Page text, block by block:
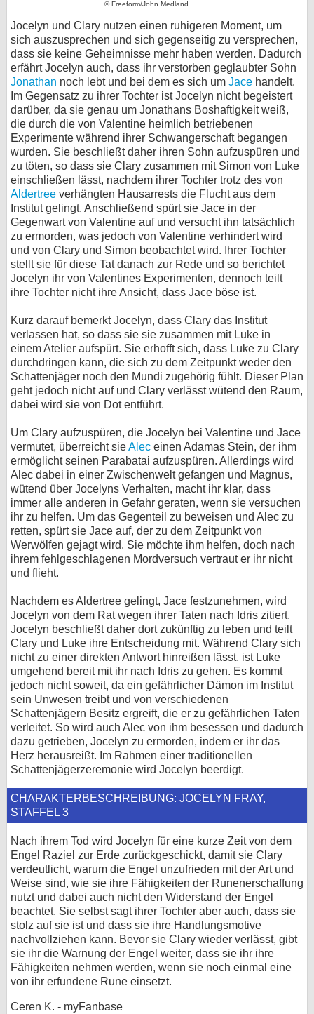
© Freeform/John Medland
Jocelyn und Clary nutzen einen ruhigeren Moment, um
sich auszusprechen und sich gegenseitig zu versprechen,
dass sie keine Geheimnisse mehr haben werden. Dadurch
erfährt Jocelyn auch, dass ihr verstorben geglaubter Sohn
Jonathan noch lebt und bei dem es sich um Jace handelt.
Im Gegensatz zu ihrer Tochter ist Jocelyn nicht begeistert
darüber, da sie genau um Jonathans Boshaftigkeit weiß,
die durch die von Valentine heimlich betriebenen
Experimente während ihrer Schwangerschaft begangen
wurden. Sie beschließt daher ihren Sohn aufzuspüren und
zu töten, so dass sie Clary zusammen mit Simon von Luke
einschließen lässt, nachdem ihrer Tochter trotz des von
Aldertree verhängten Hausarrests die Flucht aus dem
Institut gelingt. Anschließend spürt sie Jace in der
Gegenwart von Valentine auf und versucht ihn tatsächlich
zu ermorden, was jedoch von Valentine verhindert wird
und von Clary und Simon beobachtet wird. Ihrer Tochter
stellt sie für diese Tat danach zur Rede und so berichtet
Jocelyn ihr von Valentines Experimenten, dennoch teilt
ihre Tochter nicht ihre Ansicht, dass Jace böse ist.
Kurz darauf bemerkt Jocelyn, dass Clary das Institut
verlassen hat, so dass sie sie zusammen mit Luke in
einem Atelier aufspürt. Sie erhofft sich, dass Luke zu Clary
durchdringen kann, die sich zu dem Zeitpunkt weder den
Schattenjäger noch den Mundi zugehörig fühlt. Dieser Plan
geht jedoch nicht auf und Clary verlässt wütend den Raum,
dabei wird sie von Dot entführt.
Um Clary aufzuspüren, die Jocelyn bei Valentine und Jace
vermutet, überreicht sieAlec einen Adamas Stein, der ihm
ermöglicht seinen Parabatai aufzuspüren. Allerdings wird
Alec dabei in einer Zwischenwelt gefangen und Magnus,
wütend über Jocelyns Verhalten, macht ihr klar, dass
immer alle anderen in Gefahr geraten, wenn sie versuchen
ihr zu helfen. Um das Gegenteil zu beweisen und Alec zu
retten, spürt sie Jace auf, der zu dem Zeitpunkt von
Werwölfen gejagt wird. Sie möchte ihm helfen, doch nach
ihrem fehlgeschlagenen Mordversuch vertraut er ihr nicht
und flieht.
Nachdem es Aldertree gelingt, Jace festzunehmen, wird
Jocelyn von dem Rat wegen ihrer Taten nach Idris zitiert.
Jocelyn beschließt daher dort zukünftig zu leben und teilt
Clary und Luke ihre Entscheidung mit. Während Clary sich
nicht zu einer direkten Antwort hinreißen lässt, ist Luke
umgehend bereit mit ihr nach Idris zu gehen. Es kommt
jedoch nicht soweit, da ein gefährlicher Dämon im Institut
sein Unwesen treibt und von verschiedenen
Schattenjägern Besitz ergreift, die er zu gefährlichen Taten
verleitet. So wird auch Alec von ihm besessen und dadurch
dazu getrieben, Jocelyn zu ermorden, indem er ihr das
Herz herausreißt. Im Rahmen einer traditionellen
Schattenjägerzeremonie wird Jocelyn beerdigt.
CHARAKTERBESCHREIBUNG: JOCELYN FRAY,
STAFFEL 3
Nach ihrem Tod wird Jocelyn für eine kurze Zeit von dem
Engel Raziel zur Erde zurückgeschickt, damit sie Clary
verdeutlicht, warum die Engel unzufrieden mit der Art und
Weise sind, wie sie ihre Fähigkeiten der Runenerschaffung
nutzt und dabei auch nicht den Widerstand der Engel
beachtet. Sie selbst sagt ihrer Tochter aber auch, dass sie
stolz auf sie ist und dass sie ihre Handlungsmotive
nachvollziehen kann. Bevor sie Clary wieder verlässt, gibt
sie ihr die Warnung der Engel weiter, dass sie ihr ihre
Fähigkeiten nehmen werden, wenn sie noch einmal eine
von ihr erfundene Rune einsetzt.
Ceren K. - myFanbase